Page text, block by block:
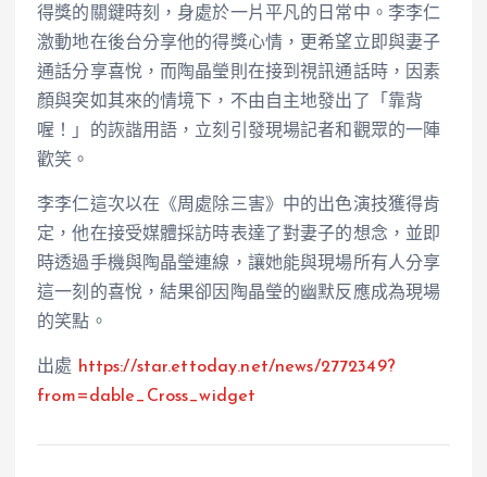
得獎的關鍵時刻，身處於一片平凡的日常中。李李仁
激動地在後台分享他的得獎心情，更希望立即與妻子
通話分享喜悅，而陶晶瑩則在接到視訊通話時，因素
顏與突如其來的情境下，不由自主地發出了「靠背
喔！」的詼諧用語，立刻引發現場記者和觀眾的一陣
歡笑。
李李仁這次以在《周處除三害》中的出色演技獲得肯
定，他在接受媒體採訪時表達了對妻子的想念，並即
時透過手機與陶晶瑩連線，讓她能與現場所有人分享
這一刻的喜悅，結果卻因陶晶瑩的幽默反應成為現場
的笑點。
出處 https://star.ettoday.net/news/2772349?
from=dable_Cross_widget